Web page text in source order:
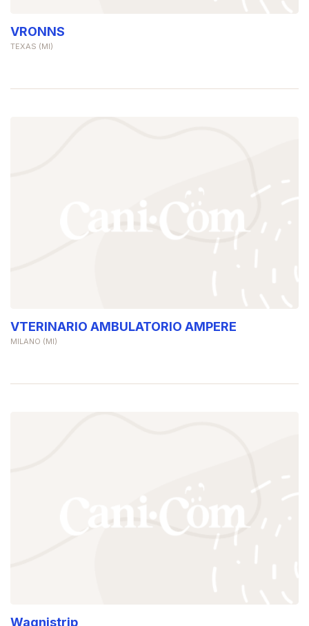
VRONNS
TEXAS (MI)
VTERINARIO AMBULATORIO AMPERE
MILANO (MI)
Wagnistrip